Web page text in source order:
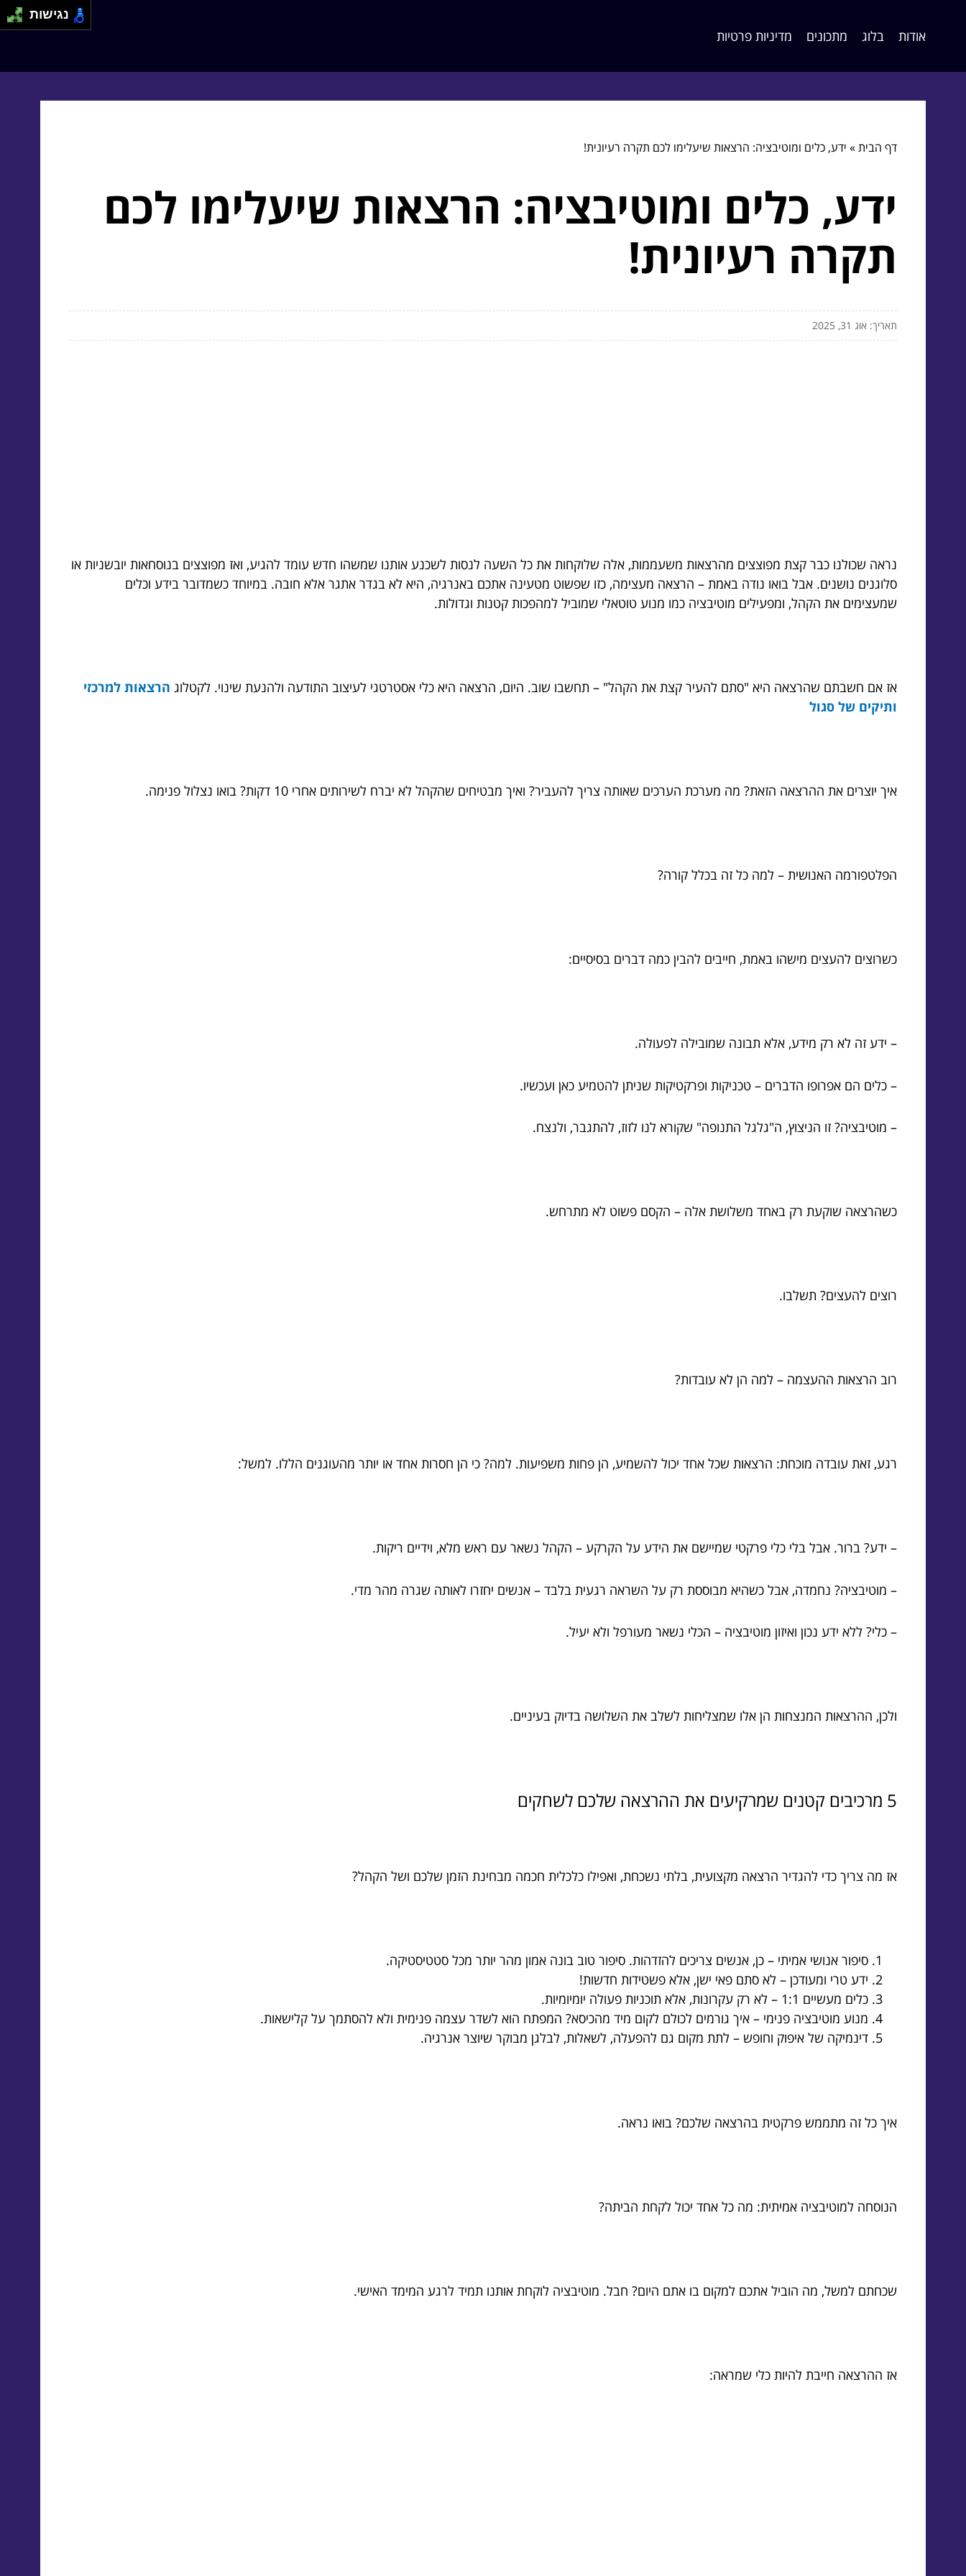
אודות בלוג מתכונים מדיניות פרטיות
דף הבית» ידע, כלים ומוטיבציה: הרצאות שיעלימו לכם תקרה רעיונית!
ידע, כלים ומוטיבציה: הרצאות שיעלימו לכם
תקרה רעיונית!
תאריך: אוג 31, 2025
נראה שכולנו כבר קצת מפוצצים מהרצאות משעממות, אלה שלוקחות את כל השעה לנסות לשכנע אותנו שמשהו חדש עומד להגיע, ואז מפוצצים בנוסחאות יובשניות או
סלוגנים נושנים. אבל בואו נודה באמת – הרצאה מעצימה, כזו שפשוט מטעינה אתכם באנרגיה, היא לא בגדר אתגר אלא חובה. במיוחד כשמדובר בידע וכלים
שמעצימים את הקהל, ומפעילים מוטיבציה כמו מנוע טוטאלי שמוביל למהפכות קטנות וגדולות.
אז אם חשבתם שהרצאה היא "סתם להעיר קצת את הקהל" – תחשבו שוב. היום, הרצאה היא כלי אסטרטגי לעיצוב התודעה ולהנעת שינוי. לקטלוג הרצאות למרכזי
ותיקים של סגול
איך יוצרים את ההרצאה הזאת? מה מערכת הערכים שאותה צריך להעביר? ואיך מבטיחים שהקהל לא יברח לשירותים אחרי 10 דקות? בואו נצלול פנימה.
הפלטפורמה האנושית – למה כל זה בכלל קורה?
כשרוצים להעצים מישהו באמת, חייבים להבין כמה דברים בסיסיים:
– ידע זה לא רק מידע, אלא תבונה שמובילה לפעולה.
– כלים הם אפרופו הדברים – טכניקות ופרקטיקות שניתן להטמיע כאן ועכשיו.
– מוטיבציה? זו הניצוץ, ה"גלגל התנופה" שקורא לנו לזוז, להתגבר, ולנצח.
כשהרצאה שוקעת רק באחד משלושת אלה – הקסם פשוט לא מתרחש.
רוצים להעצים? תשלבו.
רוב הרצאות ההעצמה – למה הן לא עובדות?
רגע, זאת עובדה מוכחת: הרצאות שכל אחד יכול להשמיע, הן פחות משפיעות. למה? כי הן חסרות אחד או יותר מהעוגנים הללו. למשל:
– ידע? ברור. אבל בלי כלי פרקטי שמיישם את הידע על הקרקע – הקהל נשאר עם ראש מלא, וידיים ריקות.
– מוטיבציה? נחמדה, אבל כשהיא מבוססת רק על השראה רגעית בלבד – אנשים יחזרו לאותה שגרה מהר מדי.
– כלי? ללא ידע נכון ואיזון מוטיבציה – הכלי נשאר מעורפל ולא יעיל.
ולכן, ההרצאות המנצחות הן אלו שמצליחות לשלב את השלושה בדיוק בעיניים.
5 מרכיבים קטנים שמרקיעים את ההרצאה שלכם לשחקים
אז מה צריך כדי להגדיר הרצאה מקצועית, בלתי נשכחת, ואפילו כלכלית חכמה מבחינת הזמן שלכם ושל הקהל?
סיפור אנושי אמיתי – כן, אנשים צריכים להזדהות. סיפור טוב בונה אמון מהר יותר מכל סטטיסטיקה.
ידע טרי ומעודכן – לא סתם פאי ישן, אלא פשטידות חדשות!
כלים מעשיים 1:1 – לא רק עקרונות, אלא תוכניות פעולה יומיומיות.
מנוע מוטיבציה פנימי – איך גורמים לכולם לקום מיד מהכיסא? המפתח הוא לשדר עצמה פנימית ולא להסתמך על קלישאות.
דינמיקה של איפוק וחופש – לתת מקום גם להפעלה, לשאלות, לבלגן מבוקר שיוצר אנרגיה.
איך כל זה מתממש פרקטית בהרצאה שלכם? בואו נראה.
הנוסחה למוטיבציה אמיתית: מה כל אחד יכול לקחת הביתה?
שכחתם למשל, מה הוביל אתכם למקום בו אתם היום? חבל. מוטיבציה לוקחת אותנו תמיד לרגע המימד האישי.
אז ההרצאה חייבת להיות כלי שמראה:
נגישות